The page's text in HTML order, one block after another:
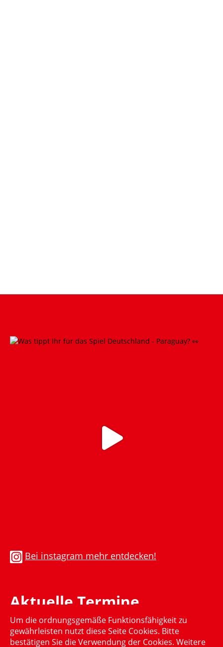
Bei instagram mehr entdecken!
Aktuelle Termine
Momentan gibt es keinen aktuellen Termin
Um die ordnungsgemäße Funktionsfähigkeit zu
gewährleisten nutzt diese Seite Cookies. Bitte
bestätigen Sie die Verwendung der Cookies. Weitere